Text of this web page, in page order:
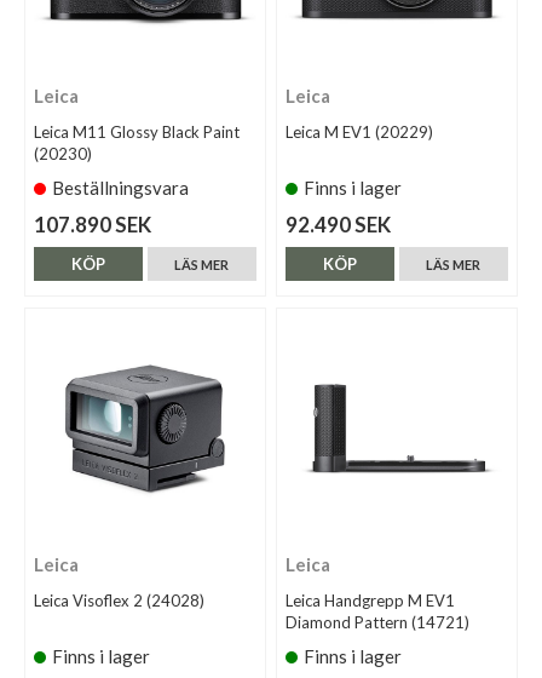
Leica
Leica M11 Glossy Black Paint
(20230)
Beställningsvara
107.890 SEK
LÄS MER
KÖP
Leica
Leica M EV1 (20229)
Finns i lager
92.490 SEK
LÄS MER
KÖP
Leica
Leica Visoflex 2 (24028)
Finns i lager
Leica
Leica Handgrepp M EV1
Diamond Pattern (14721)
Finns i lager